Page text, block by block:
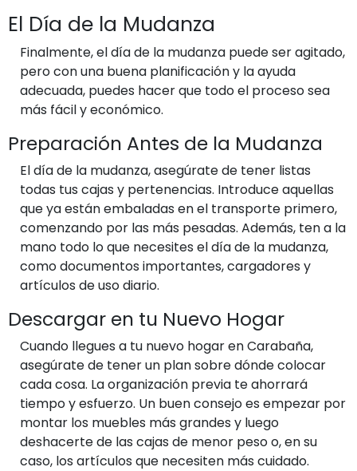
El Día de la Mudanza
Finalmente, el día de la mudanza puede ser agitado,
pero con una buena planificación y la ayuda
adecuada, puedes hacer que todo el proceso sea
más fácil y económico.
Preparación Antes de la Mudanza
El día de la mudanza, asegúrate de tener listas
todas tus cajas y pertenencias. Introduce aquellas
que ya están embaladas en el transporte primero,
comenzando por las más pesadas. Además, ten a la
mano todo lo que necesites el día de la mudanza,
como documentos importantes, cargadores y
artículos de uso diario.
Descargar en tu Nuevo Hogar
Cuando llegues a tu nuevo hogar en Carabaña,
asegúrate de tener un plan sobre dónde colocar
cada cosa. La organización previa te ahorrará
tiempo y esfuerzo. Un buen consejo es empezar por
montar los muebles más grandes y luego
deshacerte de las cajas de menor peso o, en su
caso, los artículos que necesiten más cuidado.